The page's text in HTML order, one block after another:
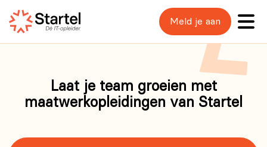
Meld je aan
Laat je team groeien met
maatwerkopleidingen van Startel